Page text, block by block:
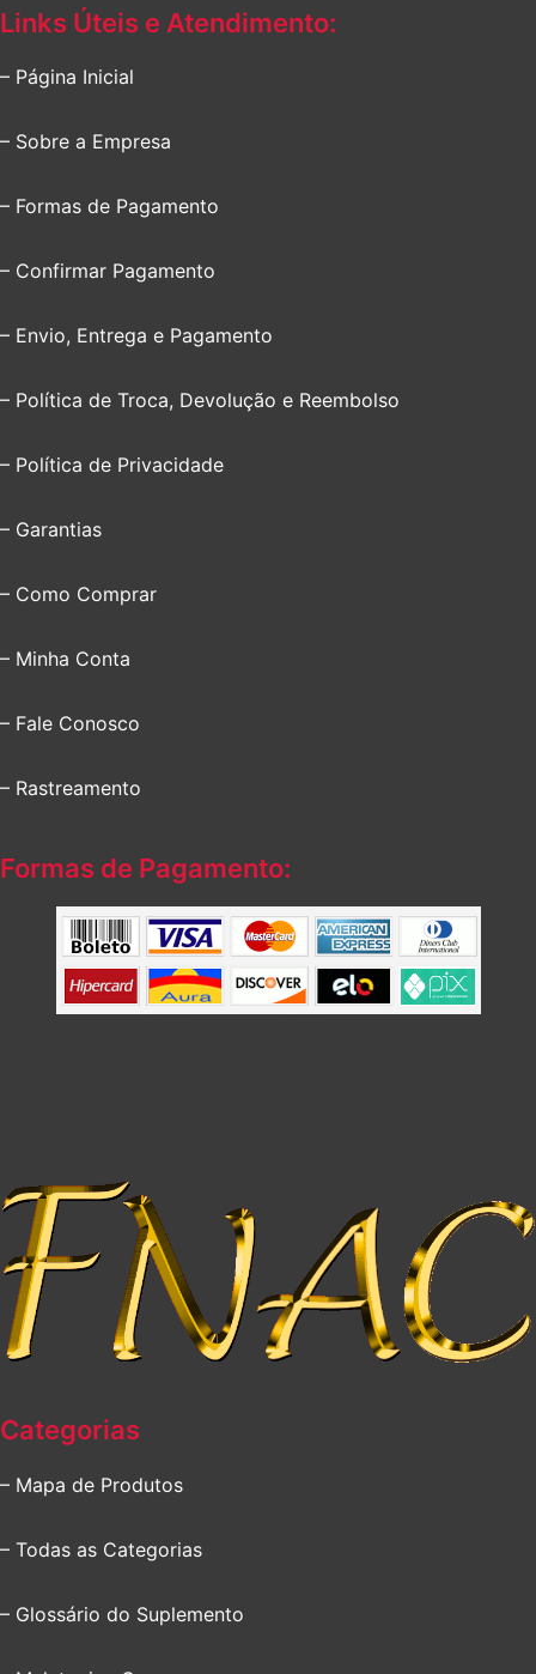
Links Úteis e Atendimento:
– Página Inicial
– Sobre a Empresa
– Formas de Pagamento
– Confirmar Pagamento
– Envio, Entrega e Pagamento
– Política de Troca, Devolução e Reembolso
– Política de Privacidade
– Garantias
– Como Comprar
– Minha Conta
– Fale Conosco
– Rastreamento
Formas de Pagamento:
Categorias
– Mapa de Produtos
– Todas as Categorias
– Glossário do Suplemento